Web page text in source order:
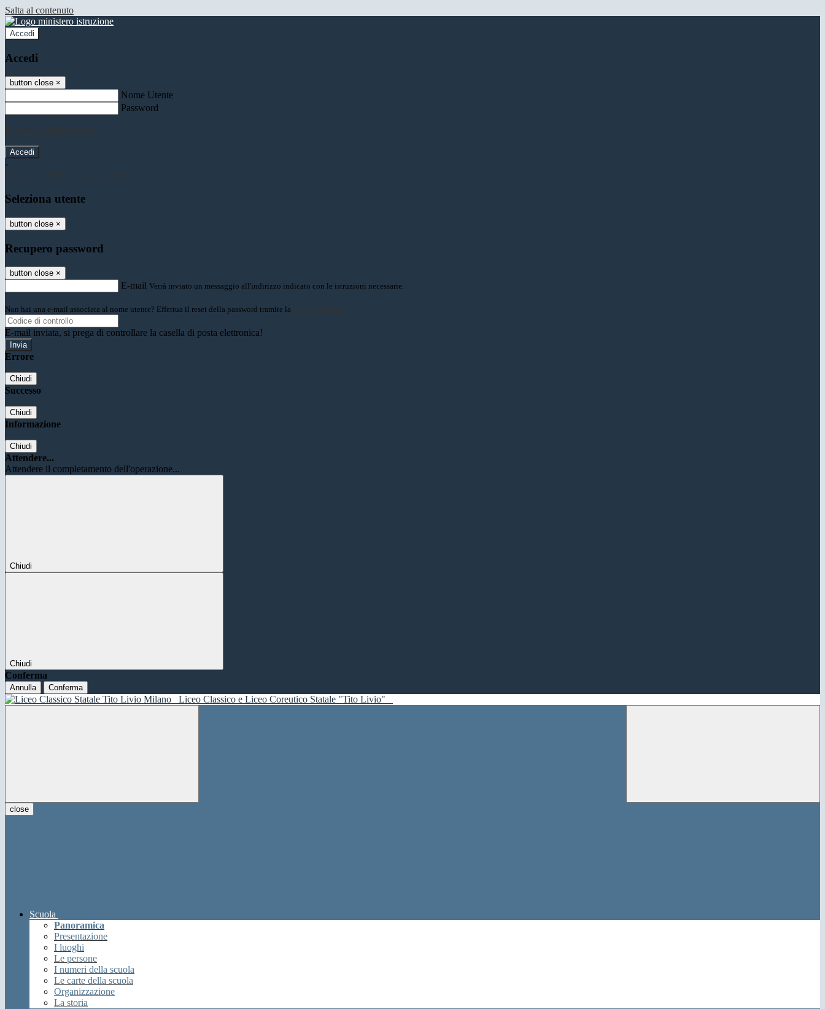
Salta al contenuto
Accedi
Accedi
button close ×
Nome Utente
Password
-
Seleziona utente
button close ×
Recupero password
button close ×
E-mail Verrà inviato un messaggio all'indirizzo indicato con le istruzioni necessarie.
Non hai una e-mail associata al nome utente? Effettua il reset della password tramite la
E-mail inviata, si prega di controllare la casella di posta elettronica!
Errore
Chiudi
Successo
Chiudi
Informazione
Chiudi
Attendere...
Attendere il completamento dell'operazione...
Chiudi
Chiudi
Conferma
Annulla Conferma
Liceo Classico e Liceo Coreutico Statale "Tito Livio"
close
Scuola
Panoramica
Presentazione
I luoghi
Le persone
I numeri della scuola
Le carte della scuola
Organizzazione
La storia